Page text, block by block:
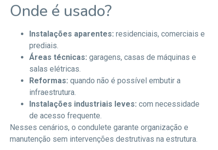
Onde é usado?
Instalações aparentes: residenciais, comerciais e
prediais.
Áreas técnicas: garagens, casas de máquinas e
salas elétricas.
Reformas: quando não é possível embutir a
infraestrutura.
Instalações industriais leves: com necessidade
de acesso frequente.
Nesses cenários, o condulete garante organização e
manutenção sem intervenções destrutivas na estrutura.